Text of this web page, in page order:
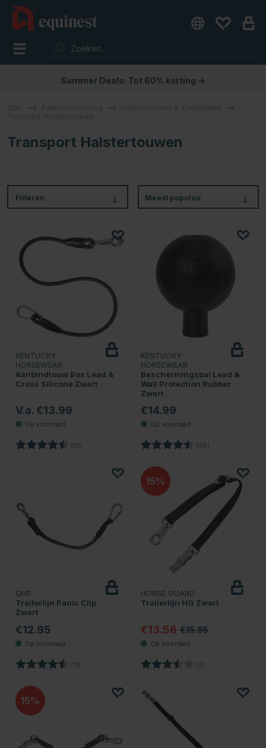
Summer Deals: Tot 60% korting →
Transport Halstertouwen
Filteren Meest populair
KENTUCKY
HORSEWEAR
Aanbindtouw Box Lead &
Cross Silicone Zwart
V.a. €13.99
Beoordeling: (10)
KENTUCKY
HORSEWEAR
Beschermingsbal Lead &
Wall Protection Rubber
Zwart
€14.99
Beoordeling: (38)
QHP
Trailerlijn Panic Clip
Zwart
€12.95
Beoordeling: (11)
15
HORSE GUARD
Trailerlijn HG Zwart
€13.56 €15.95
Beoordeling: (3)
15